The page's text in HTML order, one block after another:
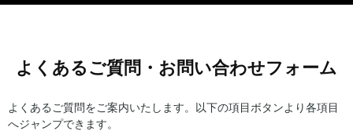
よくあるご質問・お問い合わせフォーム
よくあるご質問をご案内いたします。以下の項目ボタンより各項目
へジャンプできます。